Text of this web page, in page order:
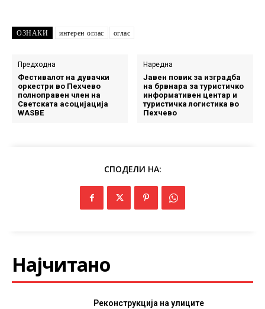
ОЗНАКИ интерен оглас оглас
Предходна
Фестивалот на дувачки
оркестри во Пехчево
полноправен член на
Светската асоцијација
WASBE
Наредна
Јавен повик за изградба
на брвнара за туристичко
информативен центар и
туристичка логистика во
Пехчево
СПОДЕЛИ НА:
Најчитано
Реконструкција на улиците